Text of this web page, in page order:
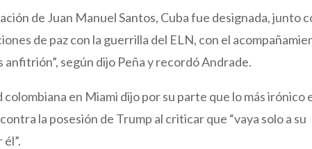
de Juan Manuel Santos, Cuba fue designada, junto
de paz con la guerrilla del ELN, con el
anfitrión”, según dijo Peña y recordó Andrade.
en Miami dijo por su parte que lo más irónico
la posesión de Trump al criticar que “vaya solo a su